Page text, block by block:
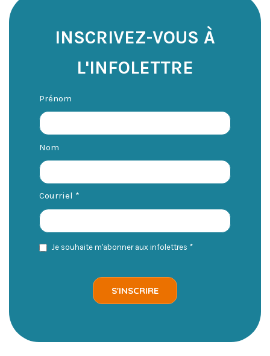
INSCRIVEZ-VOUS À
L'INFOLETTRE
Prénom
Nom
Courriel *
Je souhaite m'abonner aux infolettres *
S'INSCRIRE